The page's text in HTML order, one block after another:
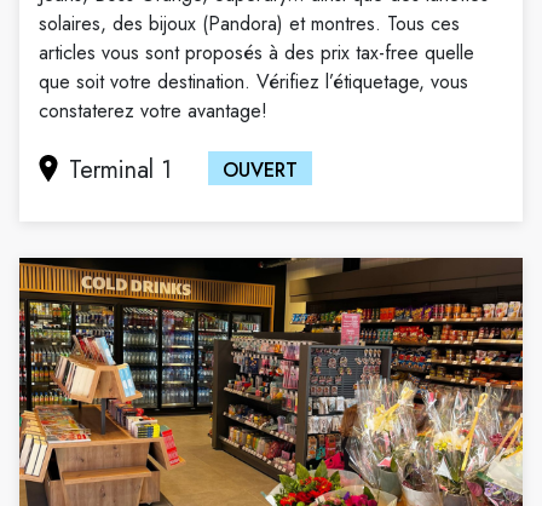
solaires, des bijoux (Pandora) et montres. Tous ces
articles vous sont proposés à des prix tax-free quelle
que soit votre destination. Vérifiez l’étiquetage, vous
constaterez votre avantage!
Terminal 1 OUVERT